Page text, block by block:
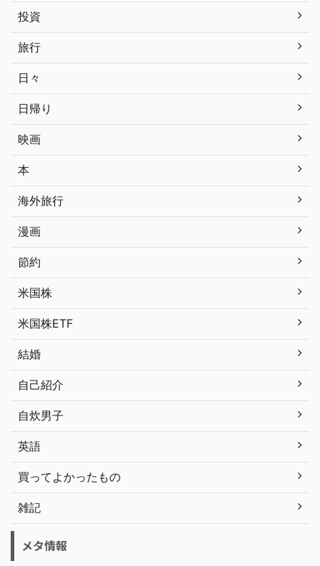
投資
旅行
日々
日帰り
映画
本
海外旅行
漫画
節約
米国株
米国株ETF
結婚
自己紹介
自炊男子
英語
買ってよかったもの
雑記
メタ情報